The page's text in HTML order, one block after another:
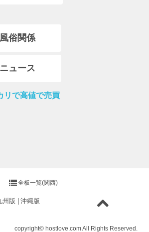
風俗関係
ニュース
リで高値で売買
全板一覧(関西)
州版 沖縄版
copyright© hostlove.com All Rights Reserved.